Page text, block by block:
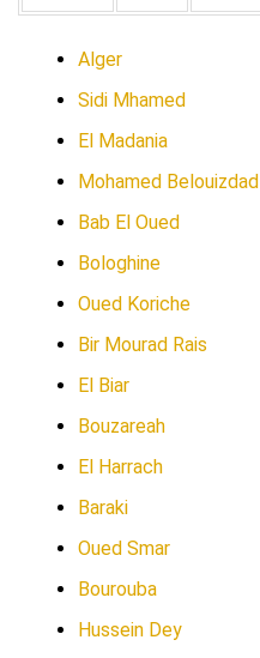
Alger
Sidi Mhamed
El Madania
Mohamed Belouizdad
Bab El Oued
Bologhine
Oued Koriche
Bir Mourad Rais
El Biar
Bouzareah
El Harrach
Baraki
Oued Smar
Bourouba
Hussein Dey